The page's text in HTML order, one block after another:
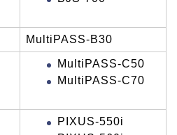
MultiPASS-B30
MultiPASS-C50
MultiPASS-C70
PIXUS-550i